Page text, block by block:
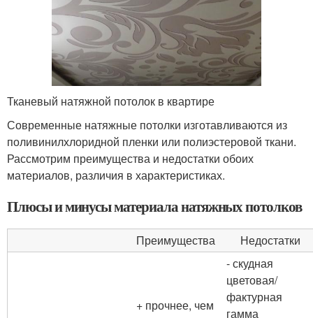
Тканевый натяжной потолок в квартире
Современные натяжные потолки изготавливаются из
поливинилхлоридной пленки или полиэстеровой ткани.
Рассмотрим преимущества и недостатки обоих
материалов, различия в характеристиках.
Плюсы и минусы материала натяжных потолков
Преимущества Недостатки
+ прочнее, чем
- скудная
цветовая/
фактурная
гамма